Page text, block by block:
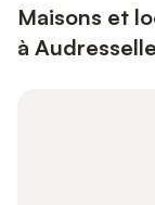
Maisons et
à